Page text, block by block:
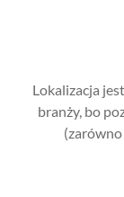
Lokalizacja
branży, bo